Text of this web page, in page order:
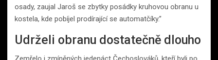
osady, zaujal Jaroš se zbytky posádky kruhovou obranu u
kostela, kde pobíjel prodírající se automatčíky.”
Udrželi obranu dostatečně dlouho